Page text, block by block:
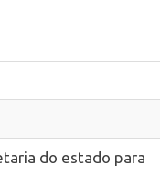
do estado para